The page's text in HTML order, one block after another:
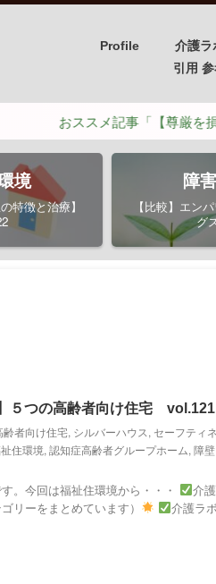
Profile 介護ラ
引用
おススメ記事「【尊厳を損なう介
境
特徴と治療】
障
【比較】エン
グ
５つの高齢者向け住宅 vol.121
者向け住宅, シルバーハウス, セーフティ
住環境, 認知症高齢者グループホーム, 障
。今回は福祉住環境から・・・
介
リーをまとめています）
介護ラ